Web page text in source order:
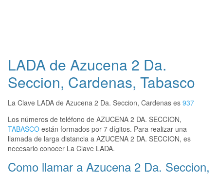
LADA de Azucena 2 Da.
Seccion, Cardenas, Tabasco
La Clave LADA de Azucena 2 Da. Seccion, Cardenas es 937
Los números de teléfono de AZUCENA 2 DA. SECCION,
TABASCO están formados por 7 dígitos. Para realizar una
llamada de larga distancia a AZUCENA 2 DA. SECCION, es
necesario conocer La Clave LADA.
Como llamar a Azucena 2 Da. Seccion,